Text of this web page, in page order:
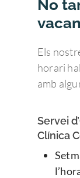
No
Els
horari
amb
Servei
Clínica